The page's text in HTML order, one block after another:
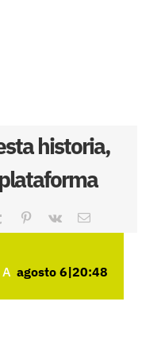
historia,
Tumblr Pinterest
Vk
Correo
electrónico
agosto 6|20:48